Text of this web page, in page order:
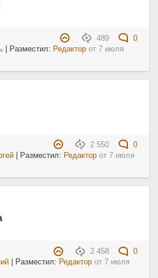
489
0
| Разместил: Редактор от7 июля
2 550
0
| Разместил: Редактор от 7 июля
2 458
0
| Разместил: Редактор от 7 июля